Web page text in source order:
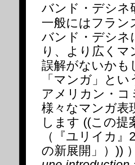
バンド・デシネ
一般にはフラン
バンド・デシネ
り、より広く
誤解がないかも
「マンガ」と
アメリカン・
様々なマンガ表
します ((この提
（『ユリイカ
の新展開」）))